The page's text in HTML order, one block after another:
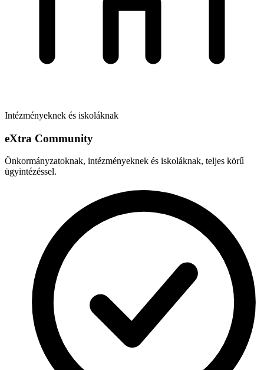
Intézményeknek és iskoláknak
eXtra Community
Önkormányzatoknak, intézményeknek és iskoláknak, teljes körű
ügyintézéssel.